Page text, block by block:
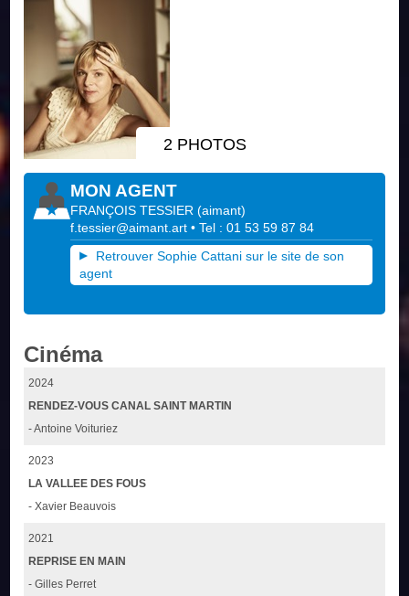
2 PHOTOS
MON AGENT
FRANÇOIS TESSIER (aimant)
f.tessier@aimant.art • Tel : 01 53 59 87 84
Retrouver Sophie Cattani sur le site de son
agent
Cinéma
2024
RENDEZ-VOUS CANAL SAINT MARTIN
- Antoine Voituriez
2023
LA VALLEE DES FOUS
- Xavier Beauvois
2021
REPRISE EN MAIN
- Gilles Perret